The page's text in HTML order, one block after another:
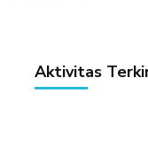
Aktivitas